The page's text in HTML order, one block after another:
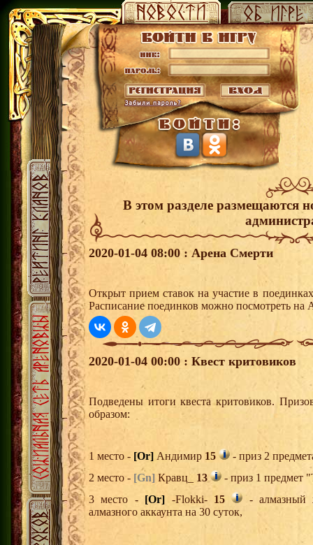
В этом разделе размещаются
2020-01-04 08:00 : Арена Смерти
Открыт прием ставок на участие в
Расписание поединков можно посмотреть на
2020-01-04 00:00 : Квест критовиков
Подведены итоги квеста критовиков.
образом:
1 место - [Or] Андимир 15
- приз 2
2 место - [Gn] Кравц_ 13
- приз 1 предмет
3 место - [Or] -Flokki- 15
- алмазный
алмазного аккаунта на 30 суток,